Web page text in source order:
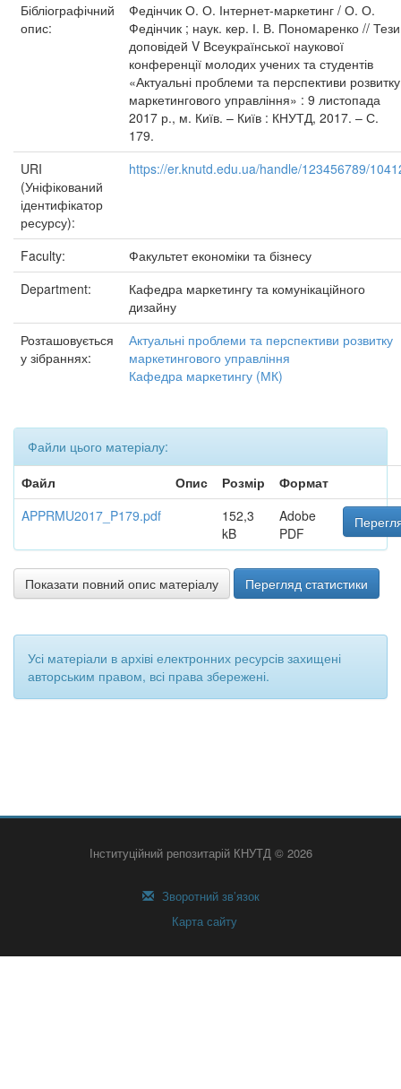
Бібліографічний
опис:
Федінчик О. О. Інтернет-маркетинг / О. О.
Федінчик ; наук. кер. І. В. Пономаренко // Тези
доповідей V Всеукраїнської наукової
конференції молодих учених та студентів
«Актуальні проблеми та перспективи розвитку
маркетингового управління» : 9 листопада
2017 р., м. Київ. – Київ : КНУТД, 2017. – С.
179.
URI
(Уніфікований
ідентифікатор
ресурсу):
https://er.knutd.edu.ua/handle/123456789/
Faculty:
Факультет економіки та бізнесу
Department:
Кафедра маркетингу та комунікаційного
дизайну
Розташовується
у зібраннях:
Актуальні проблеми та перспективи розвитку
маркетингового управління
Кафедра маркетингу (МК)
Файли цього матеріалу:
Файл
Опис Розмір
Формат
APPRMU2017_P179.pdf
152,3
kB
Adobe
PDF
Показати повний опис матеріалу Перегляд статистики
Усі матеріали в архіві електронних ресурсів захищені
авторським правом, всі права збережені.
Інституційний репозитарій КНУТД © 2026
Зворотний зв’язок
Карта сайту